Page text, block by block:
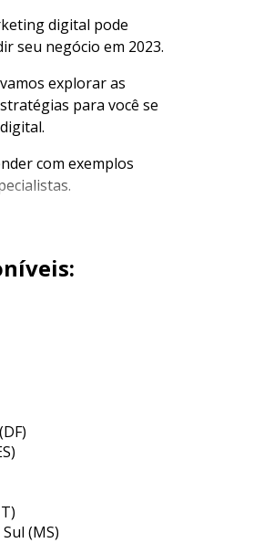
digital pode
seu negócio em 2023.
explorar as
para você se
com exemplos
digital
atual, a rápida
revolucionando a
se conectam com
ao marketing
base sólida para
estratégias eficazes
online.
essas práticas podem
de marketing,
significativo e
em um ambiente
(MS)